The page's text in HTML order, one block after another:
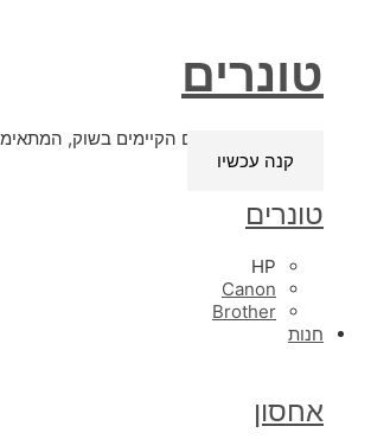
טונרים
טונרים מכל הסוגים הקיימים בשוק,
קנה עכשיו
טונרים
HP
Canon
Brother
חנות
אחסון